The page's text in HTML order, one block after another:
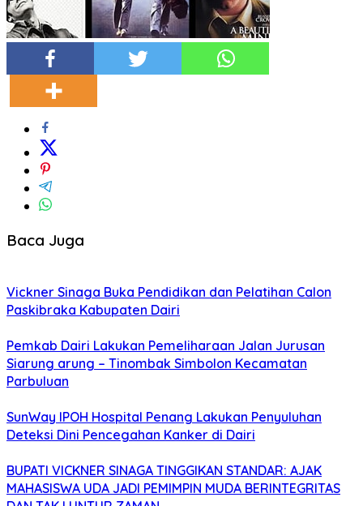
Baca Juga
Vickner Sinaga Buka Pendidikan dan Pelatihan Calon
Paskibraka Kabupaten Dairi
Pemkab Dairi Lakukan Pemeliharaan Jalan Jurusan
Siarung arung – Tinombak Simbolon Kecamatan
Parbuluan
SunWay IPOH Hospital Penang Lakukan Penyuluhan
Deteksi Dini Pencegahan Kanker di Dairi
BUPATI VICKNER SINAGA TINGGIKAN STANDAR: AJAK
MAHASISWA UDA JADI PEMIMPIN MUDA BERINTEGRITAS